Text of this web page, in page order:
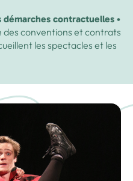
démarches contractuelles •
des conventions et contrats
les spectacles et les